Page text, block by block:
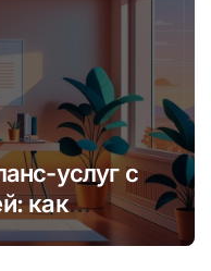
услуг с
как